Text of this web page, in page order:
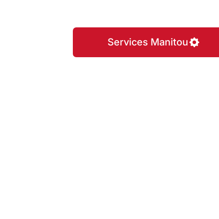
Services Manitou